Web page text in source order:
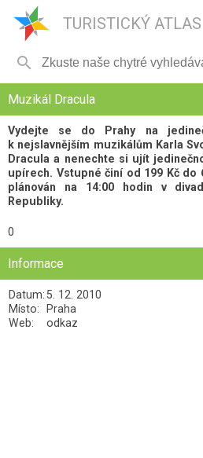
TURISTICKÝ ATLAS

Muzikál Dracula
Vydejte se do Prahy na
k nejslavnějším muzikálům Karla
Dracula a nenechte si ujít
upírech. Vstupné činí od 199 Kč do
plánován na 14:00 hodin v
Republiky.
0
Informace
Datum:5. 12. 2010
Místo:
Praha
Web:
odkaz